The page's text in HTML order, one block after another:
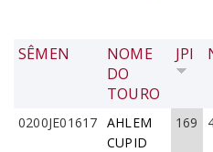
SÊMEN
NOME
DO
TOURO
JPI
0200JE01617 AHLEM
CUPID
169